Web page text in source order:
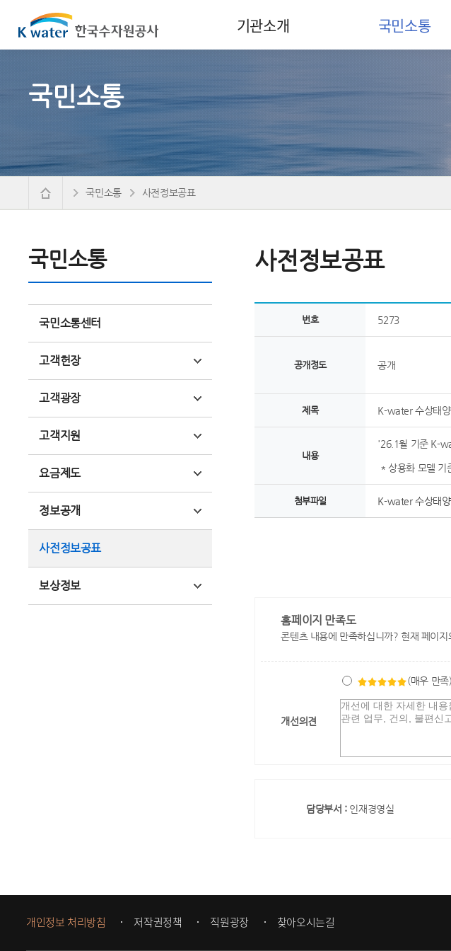
기관소개 국민소통
국민소통
국민소통
국민소통센터
고객헌장
고객광장
고객지원
요금제도
정보공개
사전정보공표
보상정보
국민소통 사전정보공표
사전정보공표
번호 5273
공개정도 공개
제목 K-water 수상태
내용
'26.1월 기준 K-
* 상용화 모델 기
첨부파일 K-water 수상태
홈페이지 만족도
콘텐츠 내용에 만족하십니까? 현재 페이
(매우 만족)
개선의견
담당부서 : 인재경영실
개인정보 처리방침 저작권정책 직원광장 찾아오시는길